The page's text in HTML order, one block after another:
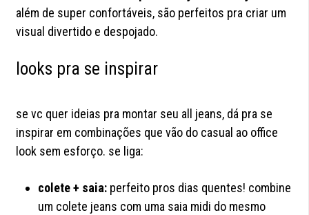
além de super confortáveis, são perfeitos pra criar um
visual divertido e despojado.
looks pra se inspirar
se vc quer ideias pra montar seu all jeans, dá pra se
inspirar em combinações que vão do casual ao office
look sem esforço. se liga:
colete + saia: perfeito pros dias quentes! combine
um colete jeans com uma saia midi do mesmo